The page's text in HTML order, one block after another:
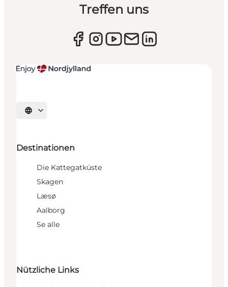
Treffen uns
Sprache auswählen
Destinationen
Die Kattegatküste
Skagen
Læsø
Aalborg
Se alle
Nützliche Links